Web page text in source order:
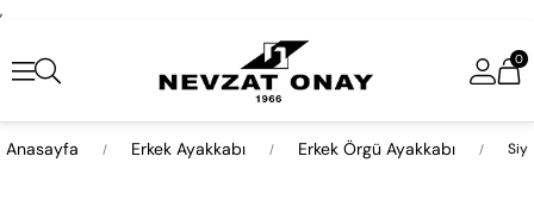
,
0
Anasayfa Erkek Ayakkabı Erkek Örgü Ayakkabı